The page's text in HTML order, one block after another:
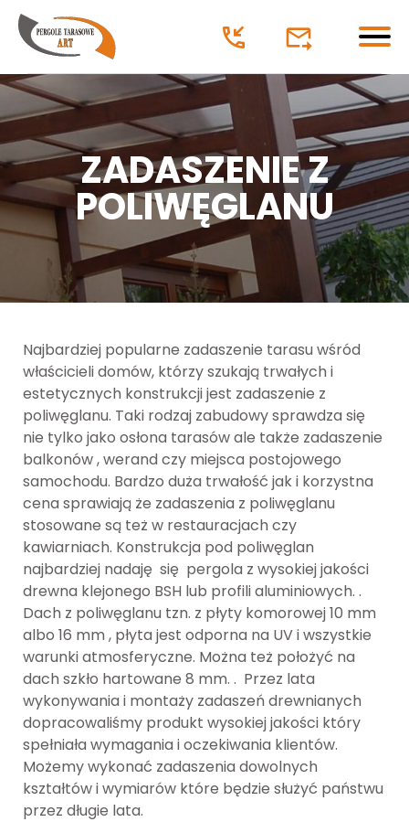
Pergole tarasowe
oferta
Pergole aluminiowe lamelowe
Pergole tarasowe tkaninowe
Pergole drewniane
zadaszenie z poliweglanu
Ogrody letnie
Markizy
Markizy koszowe
Markizy do restauracji
Markizy balkonowe
Markizy w kasecie
Realizacje
Dodatki pergoli
Żaluzje drewniane
Najbardziej popularne zadaszenie tarasu wśród
właścicieli domów, którzy szukają trwałych i
estetycznych konstrukcji jest zadaszenie z
poliwęglanu. Taki rodzaj zabudowy sprawdza się
nie tylko jako osłona tarasów ale także zadaszenie
balkonów , werand czy miejsca postojowego
samochodu. Bardzo duża trwałość jak i korzystna
cena sprawiają że zadaszenia z poliwęglanu
stosowane są też w restauracjach czy
kawiarniach. Konstrukcja pod poliwęglan
najbardziej nadaję się pergola z wysokiej jakości
drewna klejonego BSH lub profili aluminiowych. .
Dach z poliwęglanu tzn. z płyty komorowej 10 mm
albo 16 mm , płyta jest odporna na UV i wszystkie
warunki atmosferyczne. Można też położyć na
dach szkło hartowane 8 mm. . Przez lata
wykonywania i montaży zadaszeń drewnianych
dopracowaliśmy produkt wysokiej jakości który
spełniała wymagania i oczekiwania klientów.
Możemy wykonać zadaszenia dowolnych
kształtów i wymiarów które będzie służyć państwu
przez długie lata.
ZADASZENIE Z
POLIWĘGLANU